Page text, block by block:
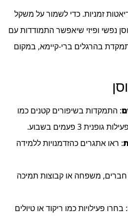
זמניות. כדי לשמור על משקל
נפשי ופיזי שיאפשר התמודדות עם
בהרגלים ברי-קיימא, במקום
: התמקדות בשיפורים קטנים כמו
3 פעמים בשבוע.
: ראו אתגרים כהזדמנויות ללמידה
חברים, משפחה או קבוצות תמיכה
: בחרו פעילויות כמו ריקוד או טיולים